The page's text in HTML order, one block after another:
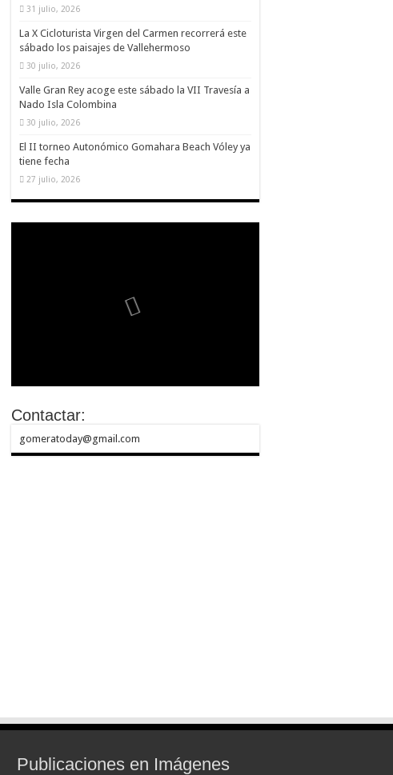
31 julio, 2026
La X Cicloturista Virgen del Carmen recorrerá este
sábado los paisajes de Vallehermoso
30 julio, 2026
Valle Gran Rey acoge este sábado la VII Travesía a
Nado Isla Colombina
30 julio, 2026
El II torneo Autonómico Gomahara Beach Vóley ya
tiene fecha
27 julio, 2026
Contactar:
gomeratoday@gmail.com
Publicaciones en Imágenes